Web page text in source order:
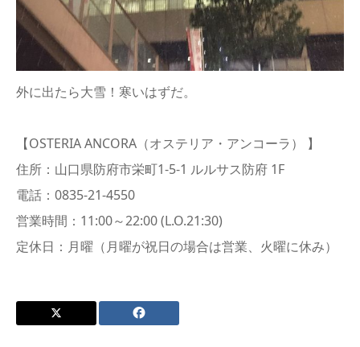
外に出たら大雪！寒いはずだ。
【OSTERIA ANCORA（オステリア・アンコーラ） 】
住所：山口県防府市栄町1-5-1 ルルサス防府 1F
電話：0835-21-4550
営業時間：11:00～22:00 (L.O.21:30)
定休日：月曜（月曜が祝日の場合は営業、火曜に休み）